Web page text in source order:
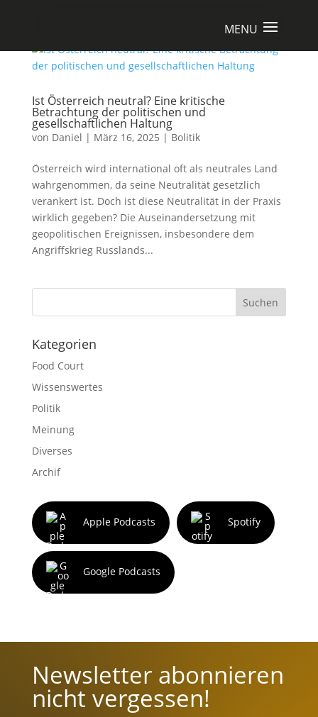
Ist Österreich neutral? Eine kritische
Betrachtung der politischen und
gesellschaftlichen Haltung
von Daniel | März 16, 2025 | Bolitik
Österreich wird international oft als neutrales Land
wahrgenommen, da seine Neutralität gesetzlich
verankert ist. Doch ist diese Neutralität in der Praxis
wirklich gegeben? Die Auseinandersetzung mit
geopolitischen Ereignissen, insbesondere dem
Angriffskrieg Russlands...
Suchen
Kategorien
Food Court
Wissenswertes
Politik
Meinung
Diverses
Archif
Apple Podcasts Spotify
Google Podcasts
Newsletter abonnieren
nicht vergessen!